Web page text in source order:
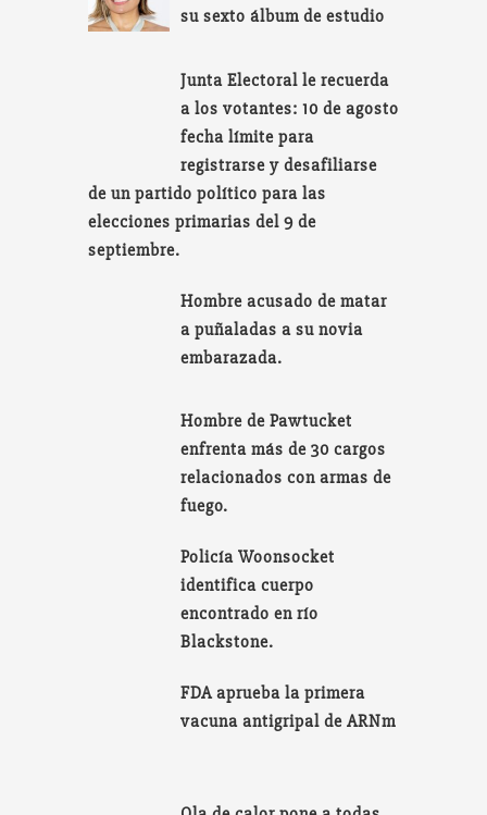
su sexto álbum de estudio
Junta Electoral le recuerda
a los votantes: 10 de agosto
fecha límite para
registrarse y desafiliarse
de un partido político para las
elecciones primarias del 9 de
septiembre.
Hombre acusado de matar
a puñaladas a su novia
embarazada.
Hombre de Pawtucket
enfrenta más de 30 cargos
relacionados con armas de
fuego.
Policía Woonsocket
identifica cuerpo
encontrado en río
Blackstone.
FDA aprueba la primera
vacuna antigripal de ARNm